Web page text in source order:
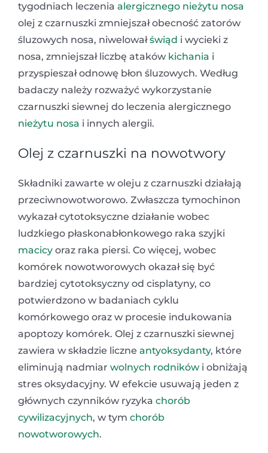
tygodniach leczenia alergicznego nieżytu nosa
olej z czarnuszki zmniejszał obecność zatorów
śluzowych nosa, niwelowałświąd i wycieki z
nosa, zmniejszał liczbę ataków kichania i
przyspieszał odnowę błon śluzowych. Według
badaczy należy rozważyć wykorzystanie
czarnuszki siewnej do leczenia alergicznego
nieżytu nosa i innych alergii.
Olej z czarnuszki na nowotwory
Składniki zawarte w oleju z czarnuszki działają
przeciwnowotworowo. Zwłaszcza tymochinon
wykazał cytotoksyczne działanie wobec
ludzkiego płaskonabłonkowego raka szyjki
macicy oraz raka piersi. Co więcej, wobec
komórek nowotworowych okazał się być
bardziej cytotoksyczny od cisplatyny, co
potwierdzono w badaniach cyklu
komórkowego oraz w procesie indukowania
apoptozy komórek. Olej z czarnuszki siewnej
zawiera w składzie liczne antyoksydanty, które
eliminują nadmiar wolnych rodników i obniżają
stres oksydacyjny. W efekcie usuwają jeden z
głównych czynników ryzyka chorób
cywilizacyjnych, w tym chorób
nowotworowych.